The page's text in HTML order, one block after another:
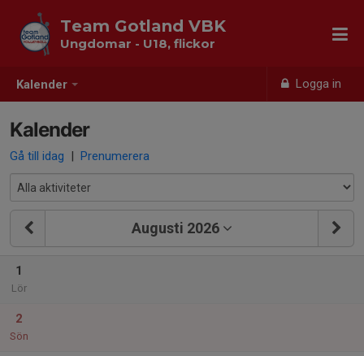
Kalender Logga in
Team Gotland VBK
Ungdomar - U18, flickor
Kalender
Gå till idag | Prenumerera
Augusti 2026
1
Lör
2
Sön